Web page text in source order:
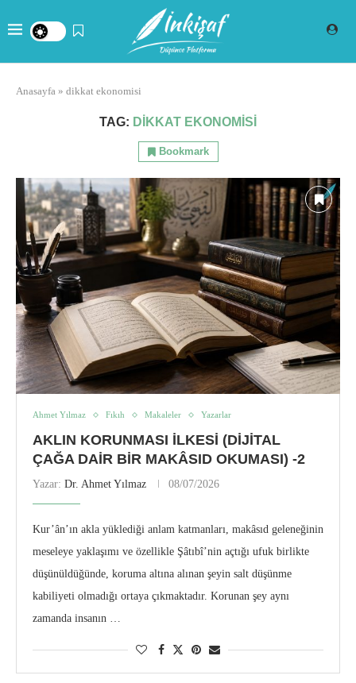
Anasayfa » dikkat ekonomisi
TAG: DIKKAT EKONOMISI
Bookmark
Ahmet Yılmaz Fıkıh Makaleler Yazarlar
AKLIN KORUNMASI İLKESI (DIJITAL
ÇAĞA DAIR BIR MAKÂSID OKUMASI) -2
Yazar: Dr. Ahmet Yılmaz 08/07/2026
Kur’ân’ın akla yüklediği anlam katmanları, makâsıd geleneğinin
meseleye yaklaşımı ve özellikle Şâtıbî’nin açtığı ufuk birlikte
düşünüldüğünde, koruma altına alınan şeyin salt düşünme
kabiliyeti olmadığı ortaya çıkmaktadır. Korunan şey aynı
zamanda insanın …